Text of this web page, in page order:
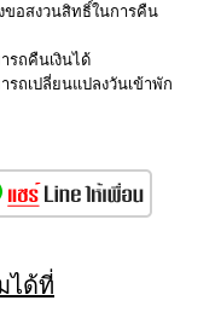
ขอสงวนสิทธิ์ในการคืน
รถคืนเงินได้
รถเปลี่ยนแปลงวันเข้าพัก
ได้ที่